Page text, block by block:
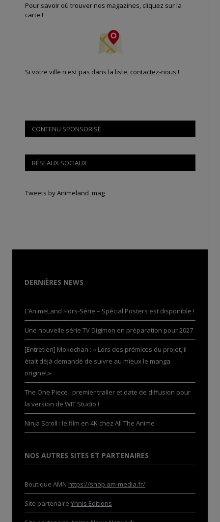
Pour savoir où trouver nos magazines, cliquez sur la
carte !
Si votre ville n'est pas dans la liste, contactez-nous !
CONTENU SPONSORISÉ
RÉSEAUX SOCIAUX
Tweets by Animeland_mag
DERNIÈRES NEWS
L’AnimeLand Hors-Série – Spécial Posters est disponible !
Une nouvelle série TV Digimon en préparation pour 2027
[Entretien] Mokochan : « Lors des prémices du projet, il
était déjà demandé de suivre au mieux le manga
originel.»
The One Piece : premier trailer et date de diffusion pour
la version de WIT Studio !
Ninja Scroll : le film en 4K chez All The Anime
NOS AUTRES SITES ET PARTENAIRES
Boutique AMN https://shop.am-media.fr/
Site partenaire Ynnis Editions